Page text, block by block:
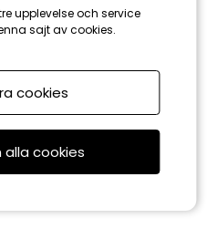
upplevelse och service
sajt av cookies.
cookies
alla cookies